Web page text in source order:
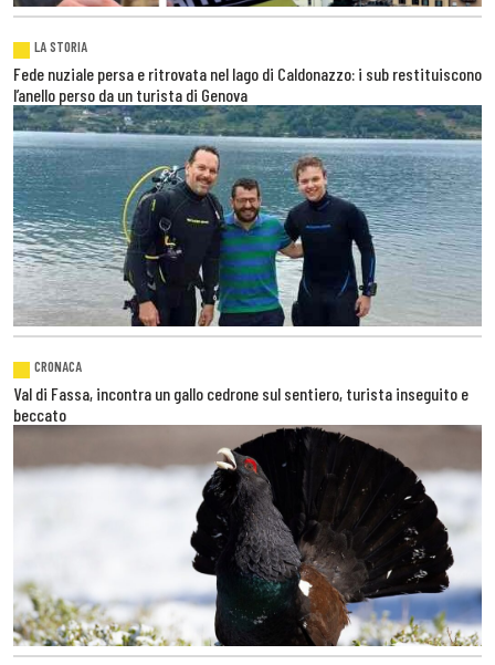
LA STORIA
Fede nuziale persa e ritrovata nel lago di Caldonazzo: i sub restituiscono
l’anello perso da un turista di Genova
CRONACA
Val di Fassa, incontra un gallo cedrone sul sentiero, turista inseguito e
beccato